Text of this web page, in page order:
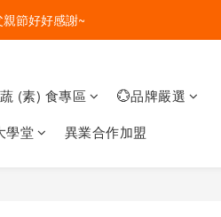
🎁一起好好吃菜~
節好好感謝~
蔬 (素) 食專區
💮品牌嚴選
學堂 異業合作加盟